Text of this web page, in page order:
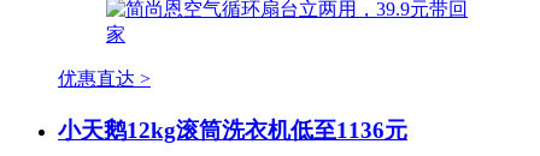
优惠直达 >
小天鹅12kg滚筒洗衣机低至1136元